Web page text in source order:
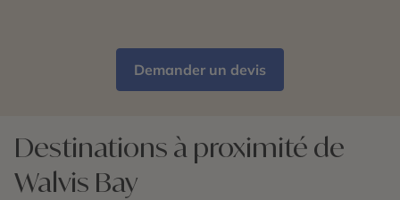
Demander un devis
Destinations à proximité de
Walvis Bay